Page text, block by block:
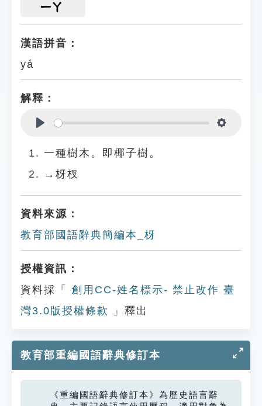
ㄧㄚ
漢語拼音：
yá
解釋：
一種樹木。即椰子樹。
→枒杈
資料來源：
教育部國語辭典簡編本_枒
授權資訊：
資料採「
創用CC-姓名標示- 禁止改作 臺
灣3.0版授權條款
」釋出
教育部重編國語辭典修訂本
《重編國語辭典修訂本》為歷史語言辭